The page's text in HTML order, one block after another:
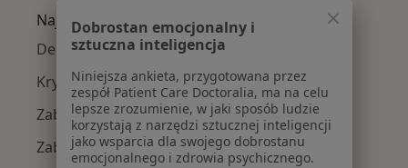
Najczęście leczone choroby
Depresja w Gdańsku
Kryzys emocjonalny w Gdańsku
Zaburzenia emocjonalne w Gdańsku
Zaburzenia lękowe w Gdańsku
Dobrostan emocjonalny i
sztuczna inteligencja
Niniejsza ankieta, przygotowana przez
zespół Patient Care Doctoralia, ma na celu
lepsze zrozumienie, w jaki sposób ludzie
korzystają z narzędzi sztucznej inteligencji
jako wsparcia dla swojego dobrostanu
emocjonalnego i zdrowia psychicznego.